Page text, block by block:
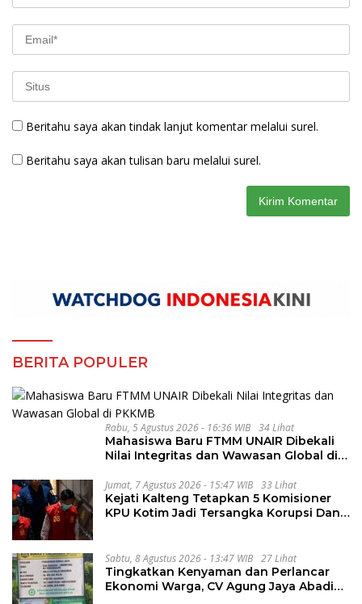
Beritahu saya akan tindak lanjut komentar melalui surel.
Beritahu saya akan tulisan baru melalui surel.
BERITA POPULER
Rabu, 5 Agustus 2026 - 16:36 WIB 34 Lihat
Mahasiswa Baru FTMM UNAIR Dibekali
Nilai Integritas dan Wawasan Global di
Jumat, 7 Agustus 2026 - 15:47 WIB 33 Lihat
Kejati Kalteng Tetapkan 5 Komisioner
KPU Kotim Jadi Tersangka Korupsi Dana
Sabtu, 8 Agustus 2026 - 13:47 WIB 27 Lihat
Tingkatkan Kenyaman dan Perlancar
Ekonomi Warga, CV Agung Jaya Abadi